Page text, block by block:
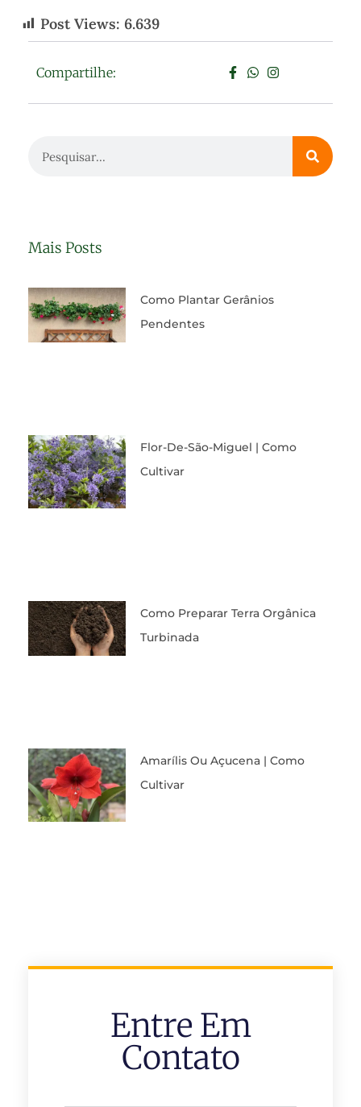
Post Views: 6.639
Compartilhe:
Mais Posts
Como Plantar Gerânios
Pendentes
Flor-De-São-Miguel | Como
Cultivar
Como Preparar Terra Orgânica
Turbinada
Amarílis Ou Açucena | Como
Cultivar
Entre Em
Contato